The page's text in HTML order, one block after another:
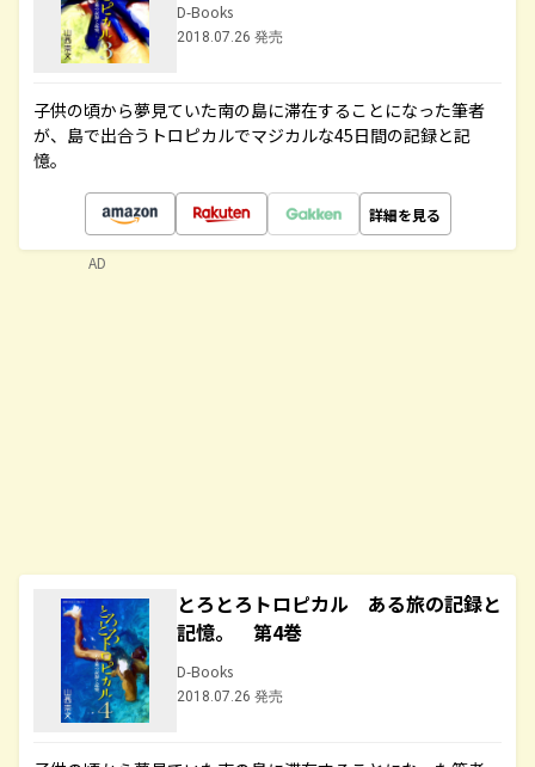
D-Books
2018.07.26 発売
子供の頃から夢見ていた南の島に滞在することになった筆者
が、島で出合うトロピカルでマジカルな45日間の記録と記
憶。
詳細を見る
とろとろトロピカル ある旅の記録と
記憶。 第4巻
D-Books
2018.07.26 発売
AD